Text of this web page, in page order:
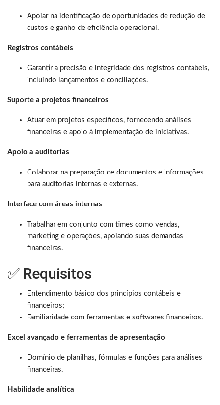
Apoiar na identificação de oportunidades de redução de
custos e ganho de eficiência operacional.
Registros contábeis
Garantir a precisão e integridade dos registros contábeis,
incluindo lançamentos e conciliações.
Suporte a projetos financeiros
Atuar em projetos específicos, fornecendo análises
financeiras e apoio à implementação de iniciativas.
Apoio a auditorias
Colaborar na preparação de documentos e informações
para auditorias internas e externas.
Interface com áreas internas
Trabalhar em conjunto com times como vendas,
marketing e operações, apoiando suas demandas
financeiras.
✅ Requisitos
Entendimento básico dos princípios contábeis e
financeiros;
Familiaridade com ferramentas e softwares financeiros.
Excel avançado e ferramentas de apresentação
Domínio de planilhas, fórmulas e funções para análises
financeiras.
Habilidade analítica